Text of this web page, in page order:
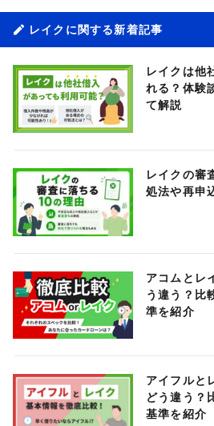
レイクに関する新着記事
レイクは他
れる？体験
て解説
レイクの審
処法や再申
アコムとレ
う違う？比
準を紹介
アイフルと
どう違う？
基準を紹介